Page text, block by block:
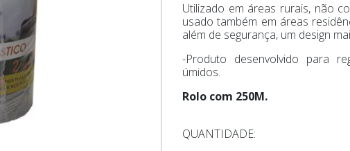
Utilizado em áreas rurais, não
usado também em áreas
além de segurança, um design
-Produto desenvolvido para
úmidos.
Rolo com 250M.
QUANTIDADE: